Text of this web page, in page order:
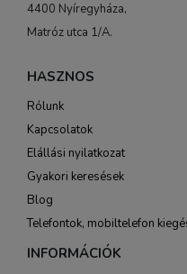
4400 Nyíregyháza,
Matróz utca 1/A.
HASZNOS
Rólunk
Kapcsolatok
Elállási nyilatkozat
Gyakori keresések
Blog
Telefontok, mobiltelefon
INFORMÁCIÓK